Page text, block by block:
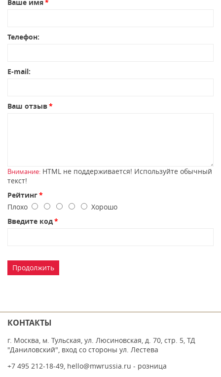
Ваше имя
Телефон:
E-mail:
Ваш отзыв
Внимание: HTML не поддерживается! Используйте обычный
текст!
Рейтинг
Плохо
Хорошо
Введите код
Продолжить
КОНТАКТЫ
г. Москва, м. Тульская, ул. Люсиновская, д. 70, стр. 5, ТД
"Даниловский", вход со стороны ул. Лестева
+7 495 212-18-49, hello@mwrussia.ru - розница